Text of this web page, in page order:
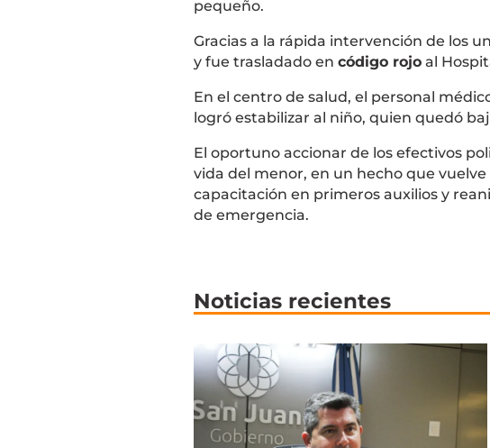
pequeño.
Gracias a la rápida intervención de los
y fue trasladado encódigo rojo al
En el centro de salud, el personal
logró estabilizar al niño, quien quedó
El oportuno accionar de los efectivos
vida del menor, en un hecho que
capacitación en primeros auxilios y
de emergencia.
Noticias recientes